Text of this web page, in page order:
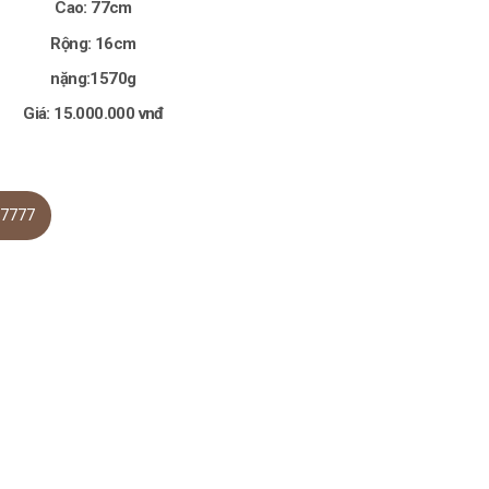
Cao: 77cm
Rộng: 16cm
nặng:1570g
Giá: 15.000.000 vnđ